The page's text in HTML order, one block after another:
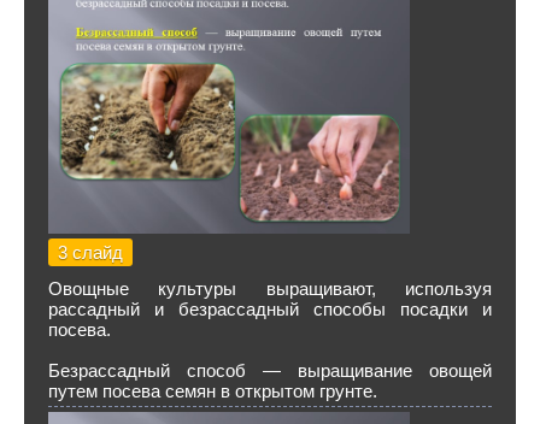
3 слайд
Овощные культуры выращивают, используя
рассадный и безрассадный способы посадки и
посева.
Безрассадный способ — выращивание овощей
путем посева семян в открытом грунте.